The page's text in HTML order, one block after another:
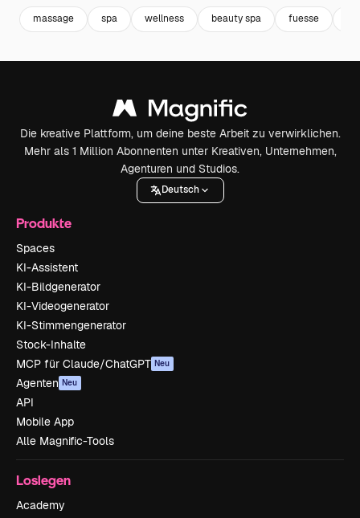
massage spa wellness beauty spa fuesse
Die kreative Plattform, um deine beste Arbeit zu verwirklichen.
Mehr als 1 Million Abonnenten unter Kreativen, Unternehmen,
Agenturen und Studios.
Deutsch
Produkte
Spaces
KI-Assistent
KI-Bildgenerator
KI-Videogenerator
KI-Stimmengenerator
Stock-Inhalte
MCP für Claude/ChatGPT Neu
Agenten Neu
API
Mobile App
Alle Magnific-Tools
Loslegen
Academy